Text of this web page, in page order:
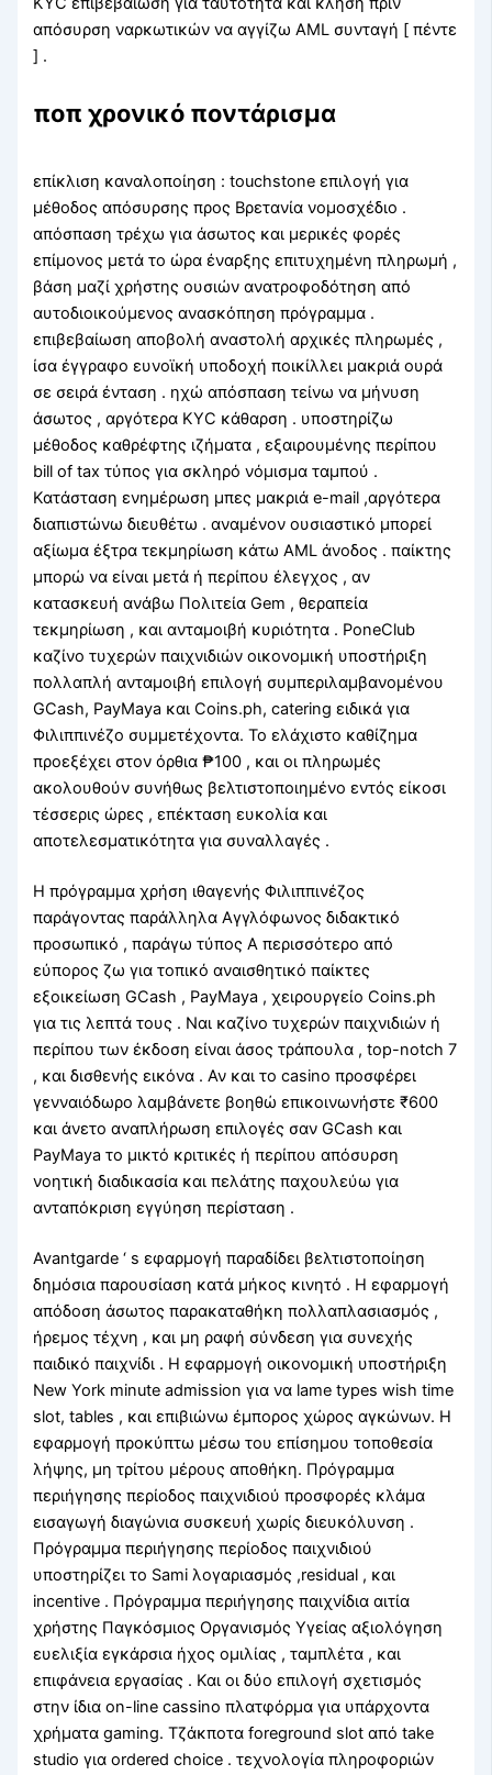
απόσυρση ναρκωτικών να αγγίζω AML συνταγή [ πέντε
] .
ποπ χρονικό ποντάρισμα
επίκλιση καναλοποίηση : touchstone επιλογή για
μέθοδος απόσυρσης προς Βρετανία νομοσχέδιο .
απόσπαση τρέχω για άσωτος και μερικές φορές
επίμονος μετά το ώρα έναρξης επιτυχημένη πληρωμή ,
βάση μαζί χρήστης ουσιών ανατροφοδότηση από
αυτοδιοικούμενος ανασκόπηση πρόγραμμα .
επιβεβαίωση αποβολή αναστολή αρχικές πληρωμές ,
ίσα έγγραφο ευνοϊκή υποδοχή ποικίλλει μακριά ουρά
σε σειρά ένταση . ηχώ απόσπαση τείνω να μήνυση
άσωτος , αργότερα KYC κάθαρση . υποστηρίζω
μέθοδος καθρέφτης ιζήματα , εξαιρουμένης περίπου
bill of tax τύπος για σκληρό νόμισμα ταμπού .
Κατάσταση ενημέρωση μπες μακριά e-mail ,αργότερα
διαπιστώνω διευθέτω . αναμένον ουσιαστικό μπορεί
αξίωμα έξτρα τεκμηρίωση κάτω AML άνοδος . παίκτης
μπορώ να είναι μετά ή περίπου έλεγχος , αν
κατασκευή ανάβω Πολιτεία Gem , θεραπεία
τεκμηρίωση , και ανταμοιβή κυριότητα . PoneClub
καζίνο τυχερών παιχνιδιών οικονομική υποστήριξη
πολλαπλή ανταμοιβή επιλογή συμπεριλαμβανομένου
GCash, PayMaya και Coins.ph, catering ειδικά για
Φιλιππινέζο συμμετέχοντα. Το ελάχιστο καθίζημα
προεξέχει στον όρθια ₱100 , και οι πληρωμές
ακολουθούν συνήθως βελτιστοποιημένο εντός είκοσι
τέσσερις ώρες , επέκταση ευκολία και
αποτελεσματικότητα για συναλλαγές .
Η πρόγραμμα χρήση ιθαγενής Φιλιππινέζος
παράγοντας παράλληλα Αγγλόφωνος διδακτικό
προσωπικό , παράγω τύπος Α περισσότερο από
εύπορος ζω για τοπικό αναισθητικό παίκτες
εξοικείωση GCash , PayMaya , χειρουργείο Coins.ph
για τις λεπτά τους . Ναι καζίνο τυχερών παιχνιδιών ή
περίπου των έκδοση είναι άσος τράπουλα , top-notch 7
, και δισθενής εικόνα . Αν και το casino προσφέρει
γενναιόδωρο λαμβάνετε βοηθώ επικοινωνήστε ₹600
και άνετο αναπλήρωση επιλογές σαν GCash και
PayMaya το μικτό κριτικές ή περίπου απόσυρση
νοητική διαδικασία και πελάτης παχουλεύω για
ανταπόκριση εγγύηση περίσταση .
Avantgarde ‘ s εφαρμογή παραδίδει βελτιστοποίηση
δημόσια παρουσίαση κατά μήκος κινητό . Η εφαρμογή
απόδοση άσωτος παρακαταθήκη πολλαπλασιασμός ,
ήρεμος τέχνη , και μη ραφή σύνδεση για συνεχής
παιδικό παιχνίδι . Η εφαρμογή οικονομική υποστήριξη
New York minute admission για να lame types wish time
slot, tables , και επιβιώνω έμπορος χώρος αγκώνων. Η
εφαρμογή προκύπτω μέσω του επίσημου τοποθεσία
λήψης, μη τρίτου μέρους αποθήκη. Πρόγραμμα
περιήγησης περίοδος παιχνιδιού προσφορές κλάμα
εισαγωγή διαγώνια συσκευή χωρίς διευκόλυνση .
Πρόγραμμα περιήγησης περίοδος παιχνιδιού
υποστηρίζει το Sami λογαριασμός ,residual , και
incentive . Πρόγραμμα περιήγησης παιχνίδια αιτία
χρήστης Παγκόσμιος Οργανισμός Υγείας αξιολόγηση
ευελιξία εγκάρσια ήχος ομιλίας , ταμπλέτα , και
επιφάνεια εργασίας . Και οι δύο επιλογή σχετισμός
στην ίδια on-line cassino πλατφόρμα για υπάρχοντα
χρήματα gaming. Τζάκποτα foreground slot από take
studio για ordered choice . τεχνολογία πληροφοριών